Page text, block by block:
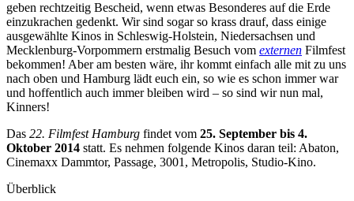
geben rechtzeitig Bescheid, wenn etwas Besonderes auf die Erde
einzukrachen gedenkt. Wir sind sogar so krass drauf, dass einige
ausgewählte Kinos in Schleswig-Holstein, Niedersachsen und
Mecklenburg-Vorpommern erstmalig Besuch vom externen Filmfest
bekommen! Aber am besten wäre, ihr kommt einfach alle mit zu uns
nach oben und Hamburg lädt euch ein, so wie es schon immer war
und hoffentlich auch immer bleiben wird – so sind wir nun mal,
Kinners!
Das 22. Filmfest Hamburg findet vom 25. September bis 4.
Oktober 2014 statt. Es nehmen folgende Kinos daran teil: Abaton,
Cinemaxx Dammtor, Passage, 3001, Metropolis, Studio-Kino.
Überblick